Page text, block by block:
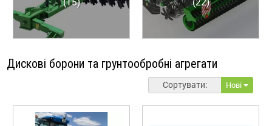
Дискові борони та грунтообробні агрегати
Сортувати: Нові